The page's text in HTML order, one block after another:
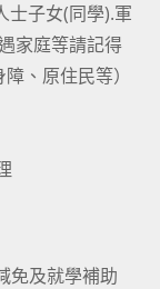
士子女(同學).軍
家庭等請記得
、原住民等）
免及就學補助